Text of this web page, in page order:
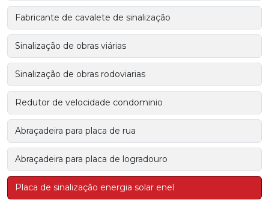
Fabricante de cavalete de sinalização
Sinalização de obras viárias
Sinalização de obras rodoviarias
Redutor de velocidade condominio
Abraçadeira para placa de rua
Abraçadeira para placa de logradouro
Placa de sinalização energia solar enel